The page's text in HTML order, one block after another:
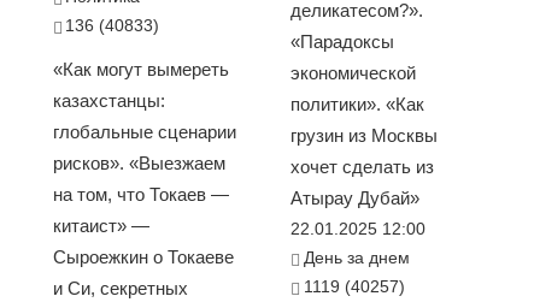
136 (40833)
«Как могут вымереть
казахстанцы:
глобальные сценарии
рисков». «Выезжаем
на том, что Токаев —
китаист» —
Сыроежкин о Токаеве
и Си, секретных
деликатесом?».
«Парадоксы
экономической
политики». «Как
грузин из Москвы
хочет сделать из
Атырау Дубай»
22.01.2025 12:00
День за днем
1119 (40257)